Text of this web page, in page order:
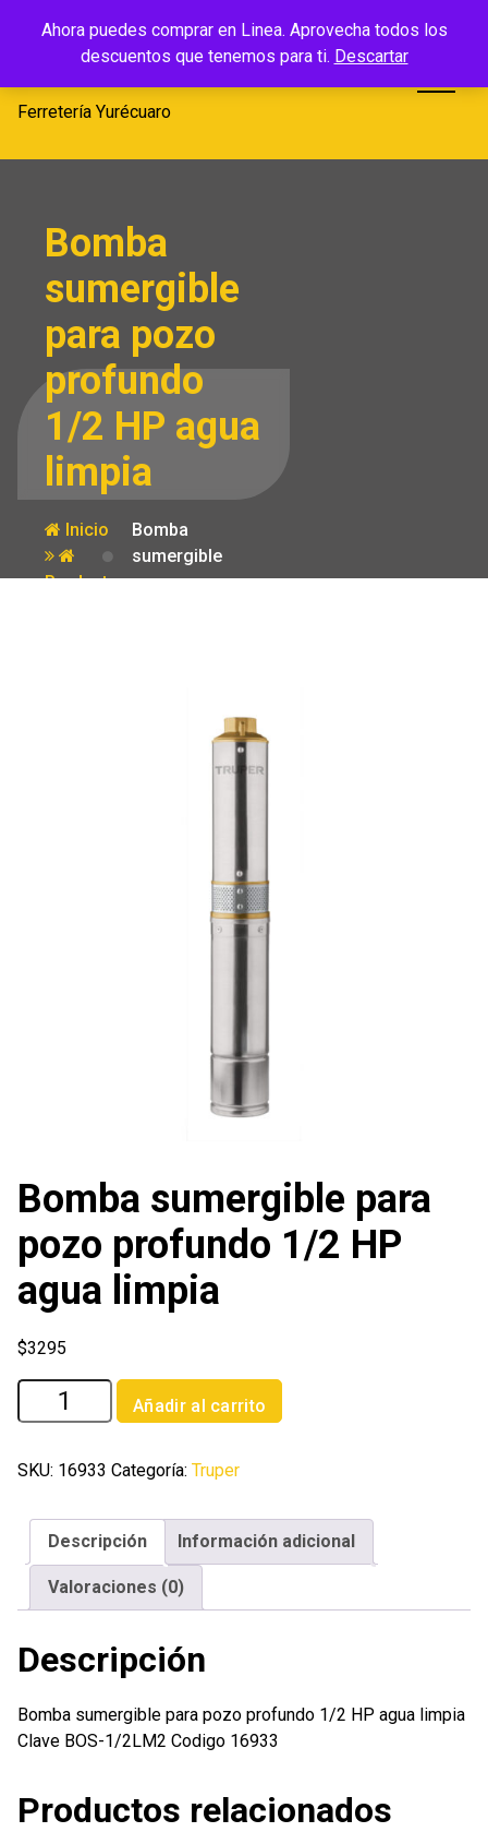
Ahora puedes comprar en Linea. Aprovecha todos los
descuentos que tenemos para ti. Descartar
Ferretería
Yurécuaro
Ferretería Yurécuaro
Bomba
sumergible
para pozo
profundo
1/2 HP agua
limpia
Inicio
Producto
Bomba
sumergible
para pozo
Bomba sumergible para
pozo profundo 1/2 HP
agua limpia
$3295
Bomba
sumergible
pozo
1/2
agua
limpia
Añadir al carrito
SKU: 16933 Categoría: Truper
Descripción Información adicional
Valoraciones (0)
Descripción
Bomba sumergible para pozo profundo 1/2 HP agua limpia
Clave BOS-1/2LM2 Codigo 16933
Productos relacionados